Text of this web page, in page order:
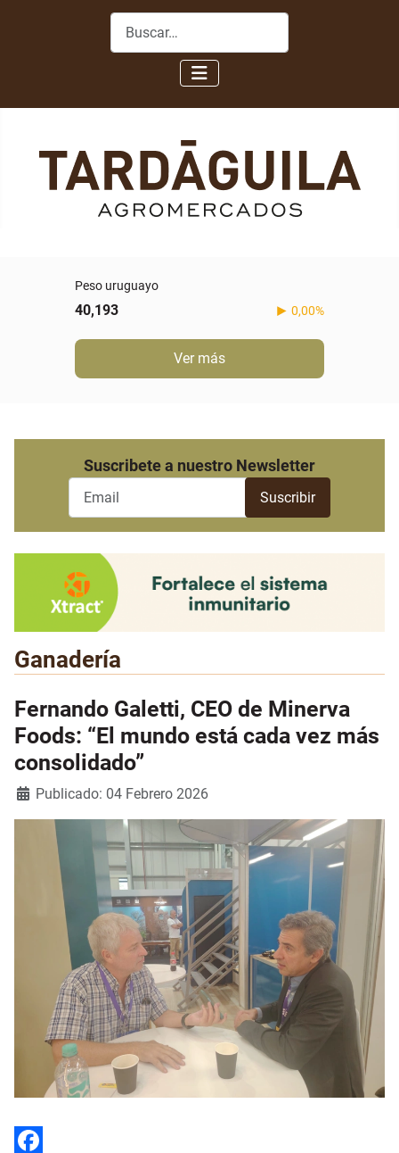
Buscar
Peso uruguayo
40,193 0,00%
Ver más
Suscribete a nuestro Newsletter
Ganadería
Fernando Galetti, CEO de Minerva
Foods: “El mundo está cada vez más
consolidado”
Detalles
Publicado: 04 Febrero 2026